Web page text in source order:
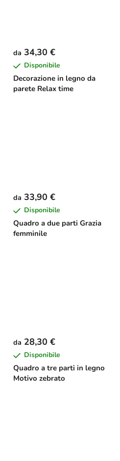
Decorazione in legno da
parete Relax time
da 34,30 €
Disponibile
Quadro a due parti Grazia
femminile
da 33,90 €
Disponibile
Quadro a tre parti in legno
Motivo zebrato
da 28,30 €
Disponibile